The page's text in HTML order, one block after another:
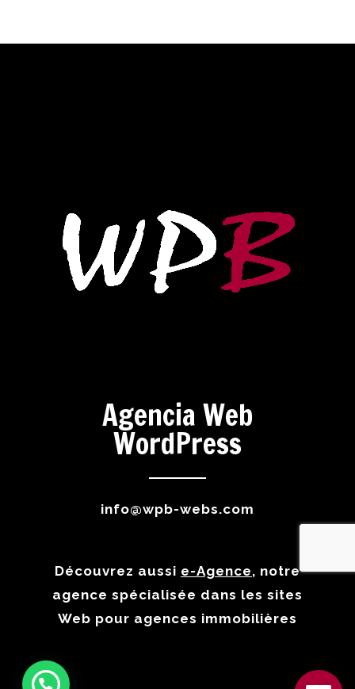
Agencia Web
WordPress
info@wpb-webs.com
Découvrez aussi e-Agence, notre
agence spécialisée dans les sites
Web pour agences immobilières